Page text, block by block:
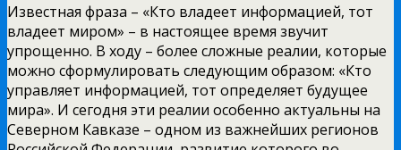
Известная фраза – «Кто владеет информацией, тот
владеет миром» – в настоящее время звучит
упрощенно. В ходу – более сложные реалии, которые
можно сформулировать следующим образом: «Кто
управляет информацией, тот определяет будущее
мира». И сегодня эти реалии особенно актуальны на
Северном Кавказе – одном из важнейших регионов